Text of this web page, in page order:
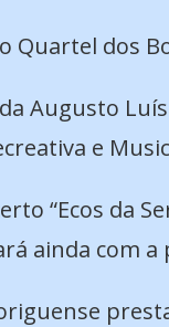
Quartel dos
Augusto
e
“Ecos da
ainda com